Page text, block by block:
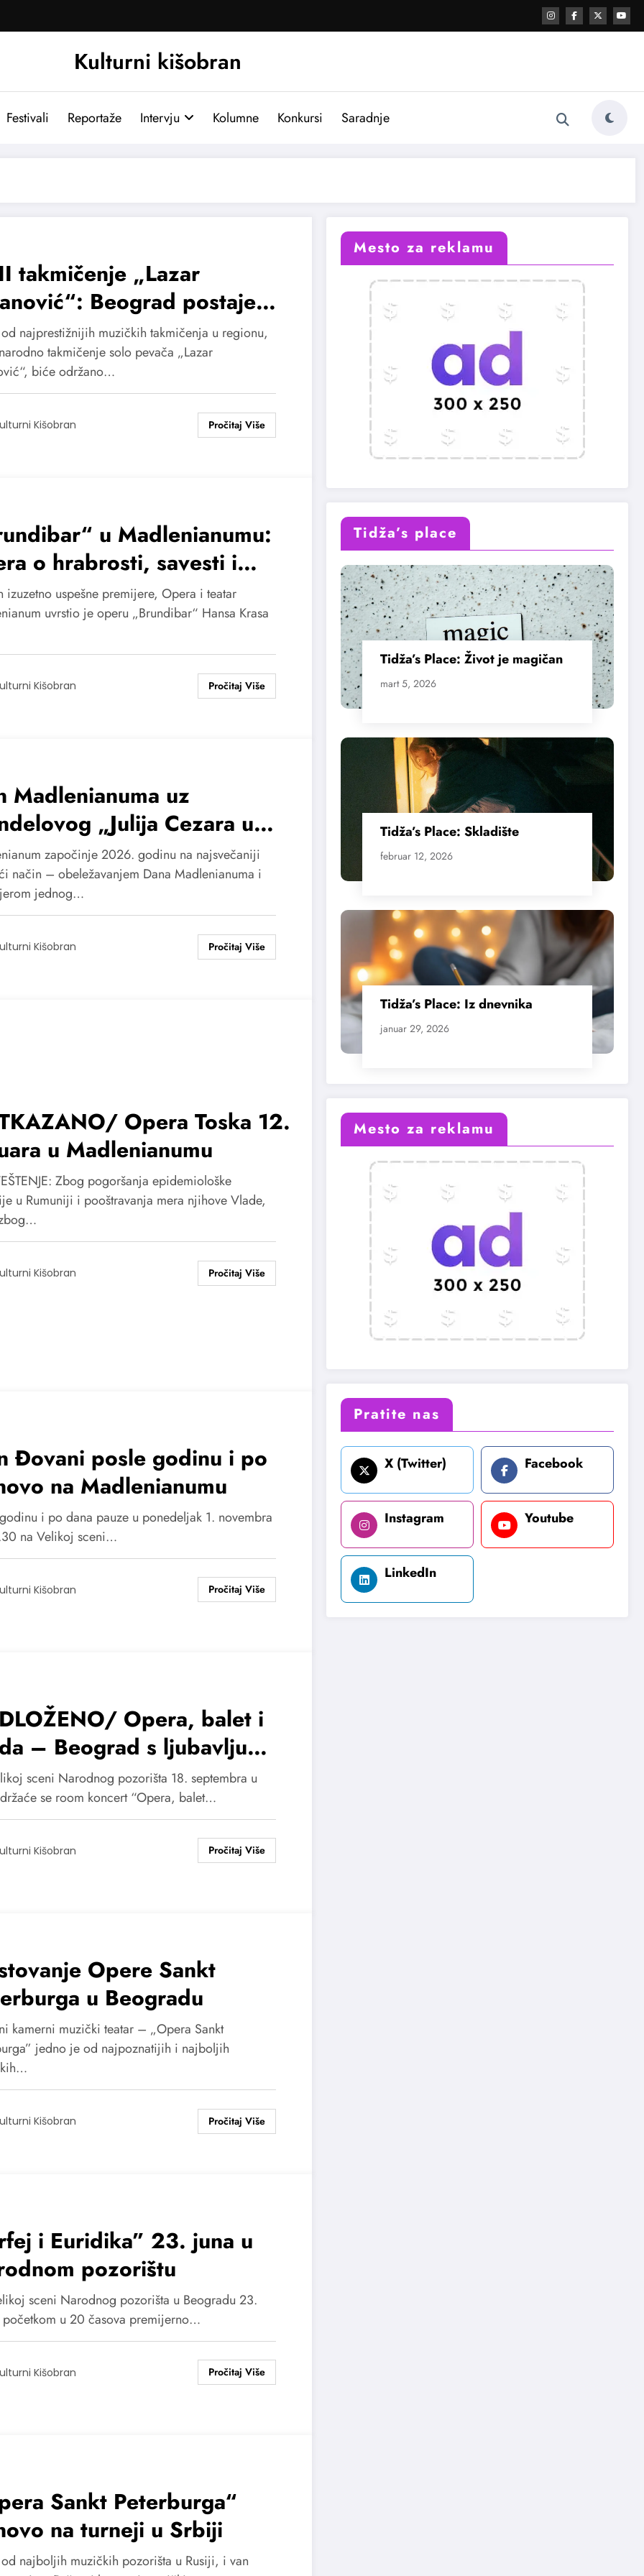
Kulturni kišobran
Festivali Reportaže Intervju Kolumne Konkursi Saradnje
takmičenje „Lazar
Beograd postaje
svetske operske scene
od najprestižnijih muzičkih takmičenja u regionu,
takmičenje solo pevača „Lazar
biće održano…
Kišobran
u Madlenianumu:
o hrabrosti, savesti i
glasu
izuzetno uspešne premijere, Opera i teatar
uvrstio je operu „Brundibar“ Hansa Krasa
Kišobran
Madlenianuma uz
„Julija Cezara u
započinje 2026. godinu na najsvečaniji
način – obeležavanjem Dana Madlenianuma i
jednog…
Kišobran
Opera Toska 12.
u Madlenianumu
Zbog pogoršanja epidemiološke
u Rumuniji i pooštravanja mera njihove Vlade,
Kišobran
Đovani posle godinu i po
na Madlenianumu
i po dana pauze u ponedeljak 1. novembra
na Velikoj sceni…
Kišobran
Opera, balet i
– Beograd s ljubavlju
Balestri
sceni Narodnog pozorišta 18. septembra u
se room koncert “Opera, balet…
Kišobran
Opere Sankt
u Beogradu
kamerni muzički teatar – „Opera Sankt
jedno je od najpoznatijih i najboljih
Kišobran
i Euridika” 23. juna u
pozorištu
sceni Narodnog pozorišta u Beogradu 23.
početkom u 20 časova premijerno…
Kišobran
Sankt Peterburga“
na turneji u Srbiji
od najboljih muzičkih pozorišta u Rusiji, i van
Mesto za reklamu
Tidža’s place
Tidža’s Place: Život je magičan
mart 5, 2026
Tidža’s Place: Skladište
februar 12, 2026
Tidža’s Place: Iz dnevnika
januar 29, 2026
Mesto za reklamu
Pratite nas
X (Twitter) Facebook
Instagram Youtube
LinkedIn